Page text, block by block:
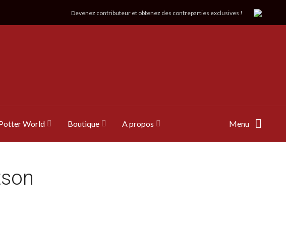
Devenez contributeur et obtenez des contreparties exclusives !
World Boutique A propos Menu